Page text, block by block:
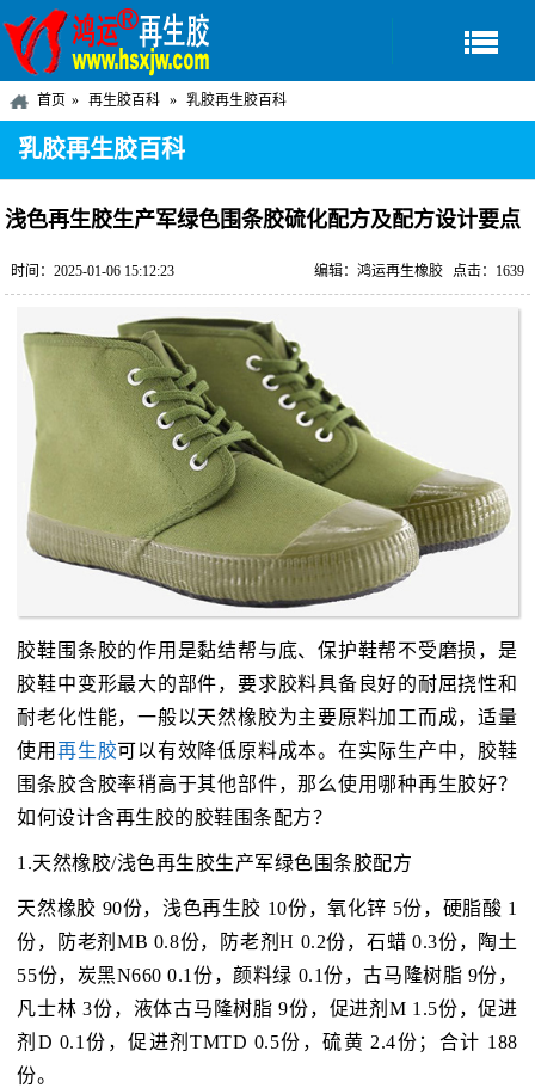
首页 再生胶百科 乳胶再生胶百科
乳胶再生胶百科
浅色再生胶生产军绿色围条胶硫化配方及配方设计要点
时间：2025-01-06 15:12:23 点击：1639
编辑：鸿运再生橡胶
胶鞋围条胶的作用是黏结帮与底、保护鞋帮不受磨损，是
胶鞋中变形最大的部件，要求胶料具备良好的耐屈挠性和
耐老化性能，一般以天然橡胶为主要原料加工而成，适量
使用再生胶可以有效降低原料成本。在实际生产中，胶鞋
围条胶含胶率稍高于其他部件，那么使用哪种再生胶好？
如何设计含再生胶的胶鞋围条配方？
1.天然橡胶/浅色再生胶生产军绿色围条胶配方
天然橡胶 90份，浅色再生胶 10份，氧化锌 5份，硬脂酸 1
份，防老剂MB 0.8份，防老剂H 0.2份，石蜡 0.3份，陶土
55份，炭黑N660 0.1份，颜料绿 0.1份，古马隆树脂 9份，
凡士林 3份，液体古马隆树脂 9份，促进剂M 1.5份，促进
剂D 0.1份，促进剂TMTD 0.5份，硫黄 2.4份；合计 188
份。